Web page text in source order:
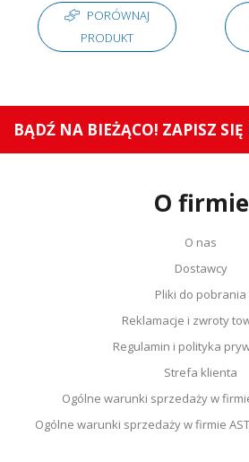
PORÓWNAJ
PRODUKT
BĄDŹ NA BIEŻĄCO! ZAPISZ
O firmie
O nas
Dostawcy
Pliki do pobrania
Reklamacje i zwroty
Regulamin i polityka
Strefa klienta
Ogólne warunki sprzedaży w
Ogólne warunki sprzedaży w firmie